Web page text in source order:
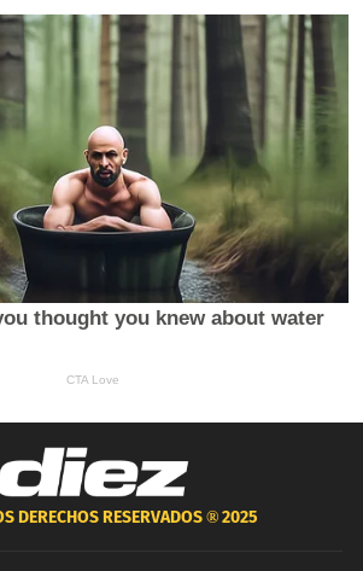
DERECHOS RESERVADOS ®2025